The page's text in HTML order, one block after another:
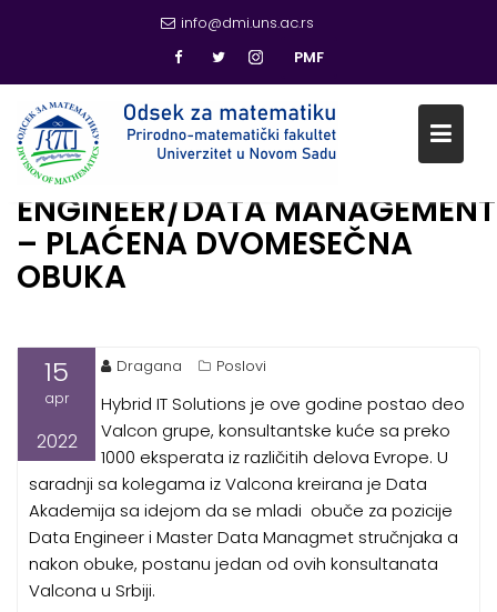
Skip
content
info@dmi.uns.ac.rs
PMF
OGLAS: HYBRID IT- DATA
ENGINEER/DATA MANAGEMENT
– PLAĆENA DVOMESEČNA
OBUKA
15
apr
2022
Dragana Poslovi
Hybrid IT Solutions je ove godine postao deo
Valcon grupe, konsultantske kuće sa preko
1000 eksperata iz različitih delova Evrope. U
saradnji sa kolegama iz Valcona kreirana je Data
Akademija sa idejom da se mladi obuče za pozicije
Data Engineer i Master Data Managmet stručnjaka a
nakon obuke, postanu jedan od ovih konsultanata
Valcona u Srbiji.